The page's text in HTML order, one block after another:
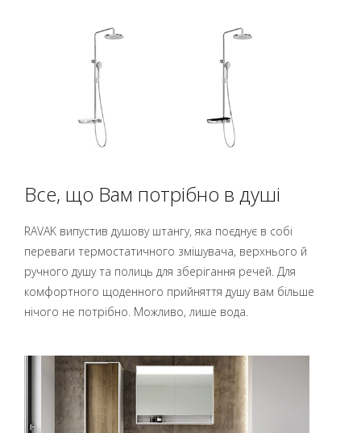
Все, що Вам потрібно в душі
RAVAK випустив душову штангу, яка поєднує в собі
переваги термостатичного змішувача, верхнього й
ручного душу та полиць для зберігання речей. Для
комфортного щоденного прийняття душу вам більше
нічого не потрібно. Можливо, лише вода.